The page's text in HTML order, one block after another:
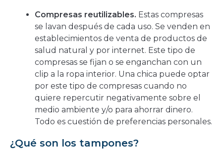
Compresas reutilizables. Estas compresas
se lavan después de cada uso. Se venden en
establecimientos de venta de productos de
salud natural y por internet. Este tipo de
compresas se fijan o se enganchan con un
clip a la ropa interior. Una chica puede optar
por este tipo de compresas cuando no
quiere repercutir negativamente sobre el
medio ambiente y/o para ahorrar dinero.
Todo es cuestión de preferencias personales.
¿Qué son los tampones?